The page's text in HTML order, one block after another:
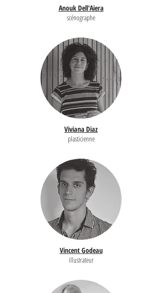
Anouk Dell'Aiera
scénographe
Viviana Diaz
plasticienne
Vincent Godeau
illustrateur